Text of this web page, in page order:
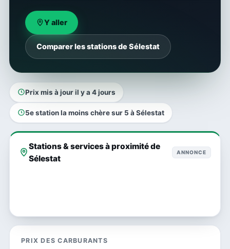
Y aller
Comparer les stations de Sélestat
Prix mis à jour il y a 4 jours
5e station la moins chère sur 5 à Sélestat
Stations & services à proximité de
Sélestat
ANNONCE
PRIX DES CARBURANTS